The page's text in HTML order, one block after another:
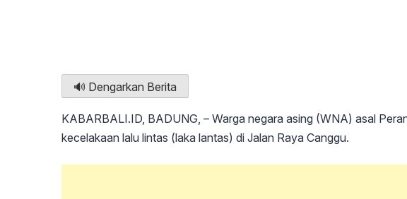
🔊 Dengarkan Berita
KABARBALI.ID, BADUNG, – Warga negara asing (WNA) asal
kecelakaan lalu lintas (laka lantas) di Jalan Raya Canggu.